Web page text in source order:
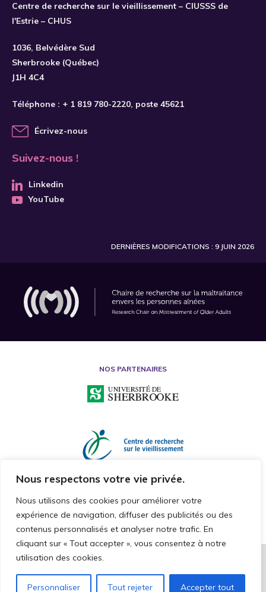
Nous respectons votre vie privée.
Nous utilisons des cookies pour améliorer votre
expérience de navigation, diffuser des publicités ou des
contenus personnalisés et analyser notre trafic. En
cliquant sur « Tout accepter », vous consentez à notre
utilisation des cookies.
Personnaliser Tout rejeter Accepter tout
Centre de recherche sur le vieillissement – CIUSSS de
l'Estrie – CHUS
1036, Belvédère Sud
Sherbrooke (Québec)
J1H 4C4
Téléphone : + 1 819 780-2220, poste 45621
Écrivez-nous
Suivez-nous !
Linkedin
YouTube
DERNIÈRES MODIFICATIONS : 9 JUIN 2026
NOS PARTENAIRES
2026 © CHAIRE DE RECHERCHE SUR LA MALTRAITANCE ENVERS LES